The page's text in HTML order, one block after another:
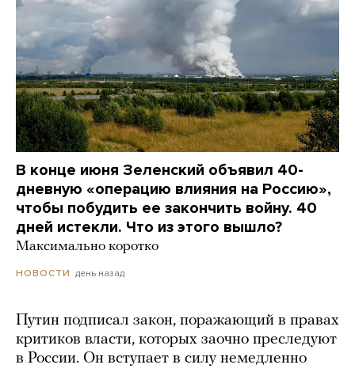
В конце июня Зеленский объявил 40-
дневную «операцию влияния на Россию»,
чтобы побудить ее закончить войну. 40
дней истекли. Что из этого вышло?
Максимально коротко
НОВОСТИ день назад
Путин подписал закон, поражающий в правах
критиков власти, которых заочно преследуют
в России. Он вступает в силу немедленно